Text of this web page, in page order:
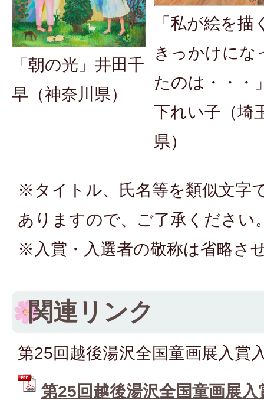
「朝の光」井田千
早（神奈川県）
「私が絵を描
きっかけにな
たのは・・・
下れい子（埼
県）
※タイトル、氏名等を類似文字
ありますので、ご了承ください
※入賞・入選者の敬称は省略さ
関連リンク
第25回越後湯沢全国童画展入賞
第25回越後湯沢全国童画展